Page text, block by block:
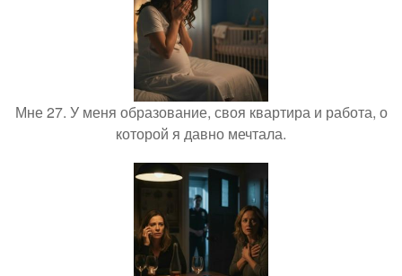
Мне 27. У меня образование, своя квартира и работа, о
которой я давно мечтала.